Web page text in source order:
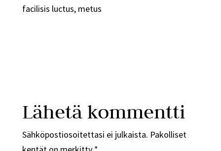
facilisis luctus, metus
Lähetä kommentti
Sähköpostiosoitettasi ei julkaista. Pakolliset